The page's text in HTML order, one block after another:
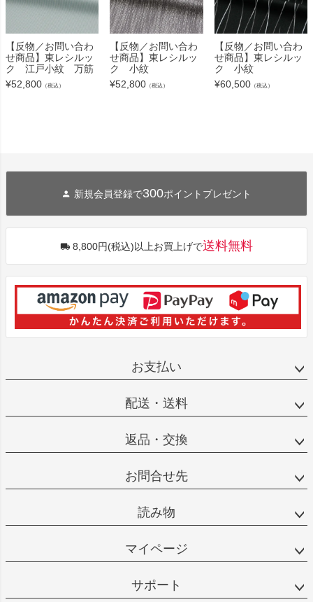
【反物／お問い合わ
せ商品】東レシルッ
ク 江戸小紋 万筋
¥52,800 （税込）
【反物／お問い合わ
せ商品】東レシルッ
ク 小紋
¥52,800 （税込）
【反物／お問い合わ
せ商品】東レシルッ
ク 小紋
¥60,500（税込）
新規会員登録で300ポイントプレゼント
8,800円(税込)以上お買上げで送料無料
お支払い
配送・送料
返品・交換
お問合せ先
読み物
マイページ
サポート